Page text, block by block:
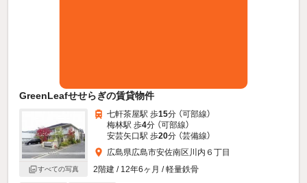
GreenLeafせせらぎの賃貸物件
すべての写真
七軒茶屋駅 歩15分 （可部線）
梅林駅 歩4分 （可部線）
安芸矢口駅 歩20分 （芸備線）
広島県広島市安佐南区川内６丁目
2階建 / 12年6ヶ月 / 軽量鉄骨